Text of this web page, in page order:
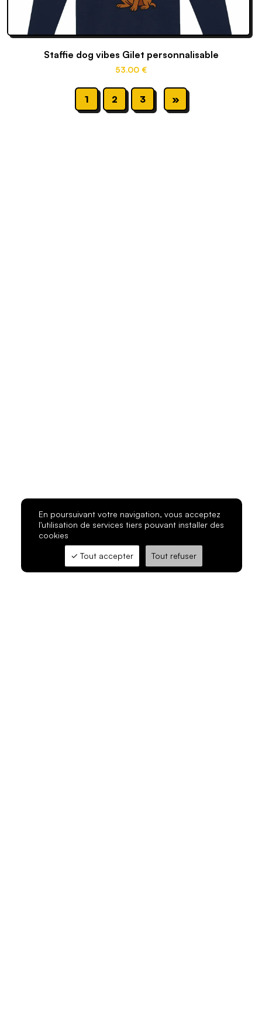
Staffie dog vibes Gilet personnalisable
53.00 €
1 2 3 »
En poursuivant votre navigation, vous acceptez
l'utilisation de services tiers pouvant installer des
cookies
Tout accepter Tout refuser